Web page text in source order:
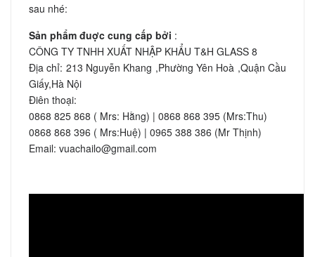
sau nhé:
Sản phẩm đuợc cung cấp bởi :
CÔNG TY TNHH XUẤT NHẬP KHẨU T&H GLASS 8
Địa chỉ: 213 Nguyễn Khang ,Phường Yên Hoà ,Quận Cầu
Giấy,Hà Nội
Điên thoại:
0868 825 868 ( Mrs: Hằng) | 0868 868 395 (Mrs:Thu)
0868 868 396 ( Mrs:Huệ) | 0965 388 386 (Mr Thịnh)
Email: vuachailo@gmail.com